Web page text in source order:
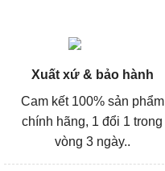
Xuất xứ & bảo hành
Cam kết 100% sản phẩm
chính hãng, 1 đổi 1 trong
vòng 3 ngày..